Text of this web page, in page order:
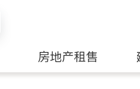
房地产租售